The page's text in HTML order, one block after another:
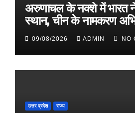
अरुणाचल के नक्शे में भारत
स्थान, चीन के नामकरण
जवाब
09/08/2026 ADMIN NO
उत्तर प्रदेश राज्य